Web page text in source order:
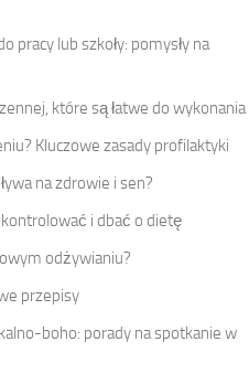
pracy lub szkoły: pomysły na
które są łatwe do wykonania
Kluczowe zasady profilaktyki
na zdrowie i sen?
kontrolować i dbać o dietę
odżywianiu?
przepisy
boho: porady na spotkanie w